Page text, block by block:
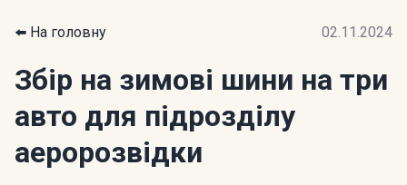
⬅️ На головну 02.11.2024
Збір на зимові шини на три
авто для підрозділу
аеророзвідки